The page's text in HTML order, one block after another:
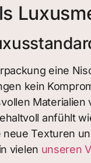
eine
kein
anfühlt
Texturen
vielen unseren